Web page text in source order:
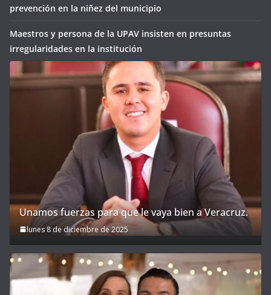
prevención en la niñez del municipio
Maestros y persona de la UPAV insisten en presuntas
irregularidades en la institución
Unamos fuerzas para que le vaya bien a Veracruz.
lunes 8 de diciembre de 2025